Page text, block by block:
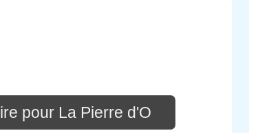
pour La Pierre d'O